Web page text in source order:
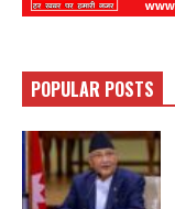
POPULAR POSTS